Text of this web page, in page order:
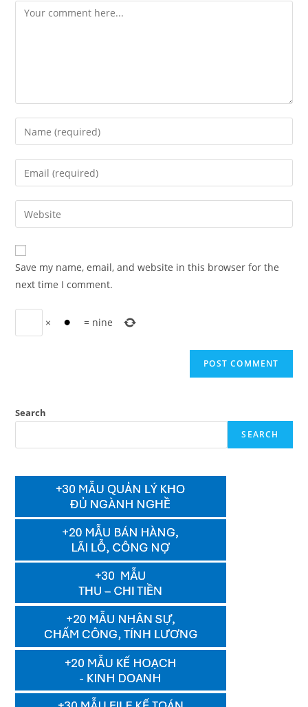
Comment
Enter
your
name
comment
Enter
your
email
address
comment
Enter
your
website
URL
(optional)
Save my name, email, and website in this browser for the
next time I comment.
× = nine
Search
SEARCH